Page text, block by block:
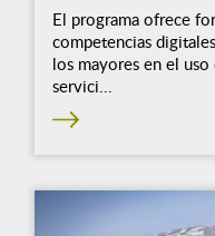
El programa ofrece
competencias
los mayores en el
servici...